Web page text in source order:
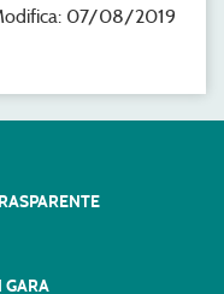
07/08/2019
GARA